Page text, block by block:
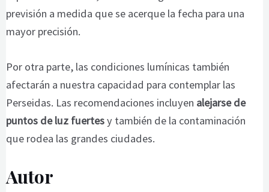
previsión a medida que se acerque la fecha para una
mayor precisión.
Por otra parte, las condiciones lumínicas también
afectarán a nuestra capacidad para contemplar las
Perseidas. Las recomendaciones incluyen alejarse de
puntos de luz fuertesy también de la contaminación
que rodea las grandes ciudades.
Autor